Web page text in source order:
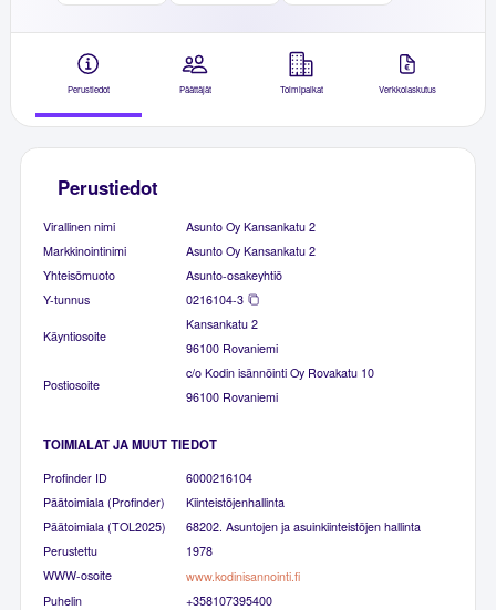
Perustiedot Päättäjät Toimipaikat Verkkolaskutus
Perustiedot
Virallinen nimi
Asunto Oy Kansankatu 2
Markkinointinimi
Asunto Oy Kansankatu 2
Yhteisömuoto
Asunto-osakeyhtiö
Y-tunnus
0216104-3
Käyntiosoite
Kansankatu 2
96100 Rovaniemi
Postiosoite
c/o Kodin isännöinti Oy Rovakatu 10
96100 Rovaniemi
TOIMIALAT JA MUUT TIEDOT
Profinder ID
6000216104
Päätoimiala (Profinder)
Kiinteistöjenhallinta
Päätoimiala (TOL2025)
68202. Asuntojen ja asuinkiinteistöjen hallinta
Perustettu
1978
WWW-osoite
www.kodinisannointi.fi
Puhelin
+358107395400